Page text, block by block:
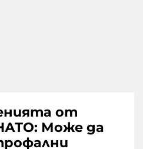
от
Може да